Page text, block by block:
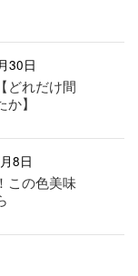
30日
どれだけ間
】
8日
この色美味